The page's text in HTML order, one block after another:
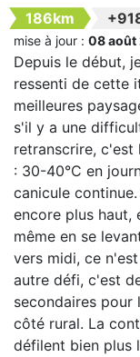
186km
mise à jour : 08 août
Depuis le début,
ressenti de cette
meilleures
s'il y a une
retranscrire, c'est
: 30-40°C en
canicule
encore plus haut,
même en se
vers midi, ce
autre défi, c'est
secondaires pour
côté rural. La
défilent bien plus